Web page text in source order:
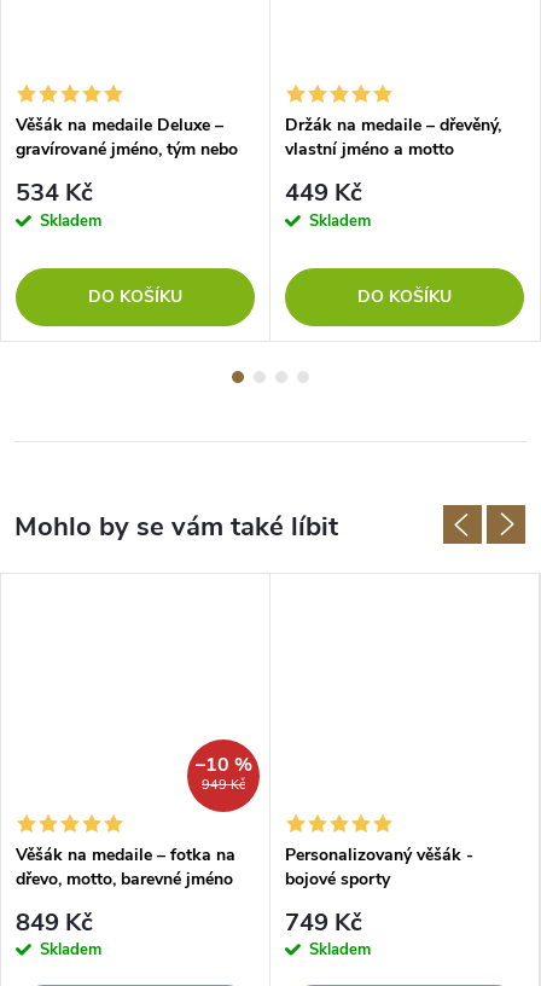
Věšák na medaile Deluxe –
gravírované jméno, tým nebo
534 Kč
Skladem
DO KOŠÍKU
Držák na medaile – dřevěný,
vlastní jméno a motto
449 Kč
Skladem
DO KOŠÍKU
949 Kč
–10 %
Věšák na medaile – fotka na
dřevo, motto, barevné jméno
849 Kč
Skladem
Personalizovaný věšák -
bojové sporty
749 Kč
Skladem